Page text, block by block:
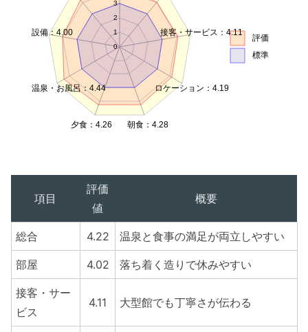
0
1
2
3
接客・サービス：4.11
ロケーション：4.19
朝食：4.28
夕食：4.26
温泉・お風呂：4.44
設備：4.00
評価
標準
項目
評価
値
概要
総合 4.22 温泉と食事の満足が両立しやすい
部屋 4.02 落ち着く造りで休みやすい
接客・サー
ビス
4.11 大型館でも丁寧さが伝わる